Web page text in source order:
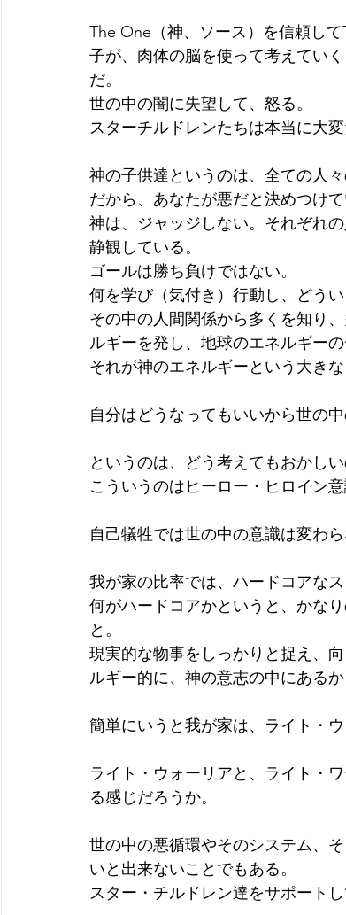
The One（神、ソース）を信頼し
子が、肉体の脳を使って考えてい
だ。
世の中の闇に失望して、怒る。
スターチルドレンたちは本当に大変
神の子供達というのは、全ての人々
だから、あなたが悪だと決めつけ
神は、ジャッジしない。それぞれ
静観している。
ゴールは勝ち負けではない。
何を学び（気付き）行動し、どうい
その中の人間関係から多くを知り
ルギーを発し、地球のエネルギーの
それが神のエネルギーという大き
自分はどうなってもいいから世の中
というのは、どう考えてもおかしい
こういうのはヒーロー・ヒロイン
自己犠牲では世の中の意識は変わら
我が家の比率では、ハードコアな
何がハードコアかというと、かな
と。
現実的な物事をしっかりと捉え、
ルギー的に、神の意志の中にあるか
簡単にいうと我が家は、ライト・
ライト・ウォーリアと、ライト・
る感じだろうか。
世の中の悪循環やそのシステム、
いと出来ないことでもある。
スター・チルドレン達をサポート